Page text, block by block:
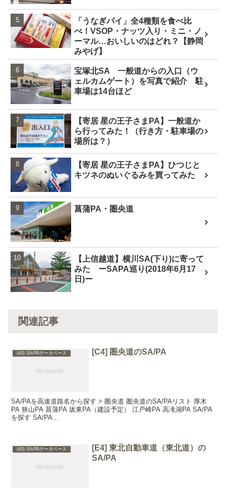
「うなぎパイ」全4種類を食べ比
べ！VSOP・ナッツ入り・ミニ・ノ
ーマル…おいしいのはどれ？【静岡
みやげ】
宝塚北SA 一般道からの入口（ウ
ェルカムゲート）を写真で紹介 駐
車場は14台ほど
【寄居 星の王子さまPA】一般道か
ら行ってみた！（行き方・駐車場の
場所は？）
【寄居 星の王子さまPA】ひつじと
キツネのぬいぐるみを買ってみた
菖蒲PA・圏央道
【上信越道】横川SA(下り)に寄って
みた ーSAPA巡り(2018年6月17
日)ー
関連記事
(40) SA/PAデータベース [C4] 圏央道のSA/PA
SA/PAを高速道路名から探す > 圏央道 圏央道のSA/PAリスト 厚木
PA 狭山PA 菖蒲PA 坂東PA（建設予定） 江戸崎PA 高滝湖PA SA/PA
を探す SA/PA...
(40) SA/PAデータベース
[E4] 東北自動車道（東北道）の
SA/PA